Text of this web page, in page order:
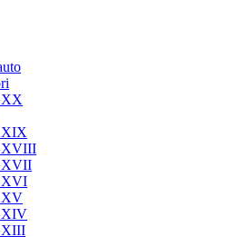
XX
XIX
XVIII
XVII
XVI
XV
XIV
XIII